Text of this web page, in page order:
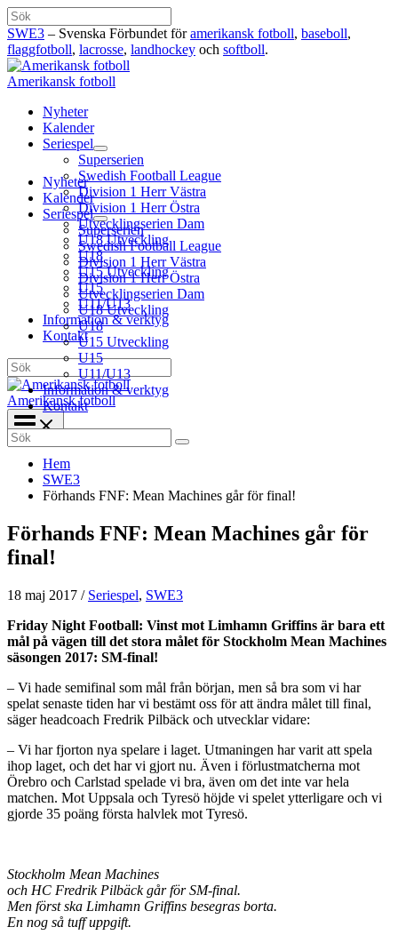
Hoppa
till
innehåll
Sök
SWE3 – Svenska Förbundet föramerikansk fotboll, baseboll,
flaggfotboll, lacrosse, landhockey och softboll.
Amerikansk fotboll
Nyheter
Kalender
Seriespel
Superserien
Swedish Football League
Division 1 Herr Västra
Division 1 Herr Östra
Utvecklingserien Dam
U18 Utveckling
U18
U15 Utveckling
U15
U11/U13
Information & verktyg
Kontakt
Sök
Amerikansk fotboll
Nyheter
Kalender
Seriespel
Superserien
Swedish Football League
Division 1 Herr Västra
Division 1 Herr Östra
Utvecklingserien Dam
U18 Utveckling
U18
U15 Utveckling
U15
U11/U13
Information & verktyg
Kontakt
Search
for:
Hem
SWE3
Förhands FNF: Mean Machines går för final!
Förhands FNF: Mean Machines går för
final!
18 maj 2017 / Seriespel, SWE3
Friday Night Football: Vinst mot Limhamn Griffins är bara ett
mål på vägen till det stora målet för Stockholm Mean Machines
säsongen 2017: SM-final!
– Vi hade semifinal som mål från början, men så bra som vi har
spelat senaste tiden har vi bestämt oss för att ändra målet till final,
säger headcoach Fredrik Pilbäck och utvecklar vidare:
– Vi har fjorton nya spelare i laget. Utmaningen har varit att spela
ihop laget, och det har vi gjort nu. Även i förlustmatcherna mot
Örebro och Carlstad spelade vi bra, även om det inte var hela
matchen. Mot Uppsala och Tyresö höjde vi spelet ytterligare och vi
gjorde 35 poäng första halvlek mot Tyresö.
Stockholm Mean Machines
och HC Fredrik Pilbäck går för SM-final.
Men först ska Limhamn Griffins besegras borta.
En nog så tuff uppgift.